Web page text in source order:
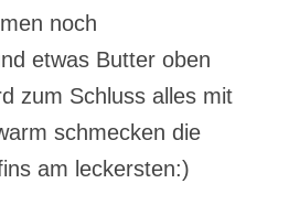
noch
etwas Butter oben
zum Schluss alles mit
schmecken die
am leckersten:)